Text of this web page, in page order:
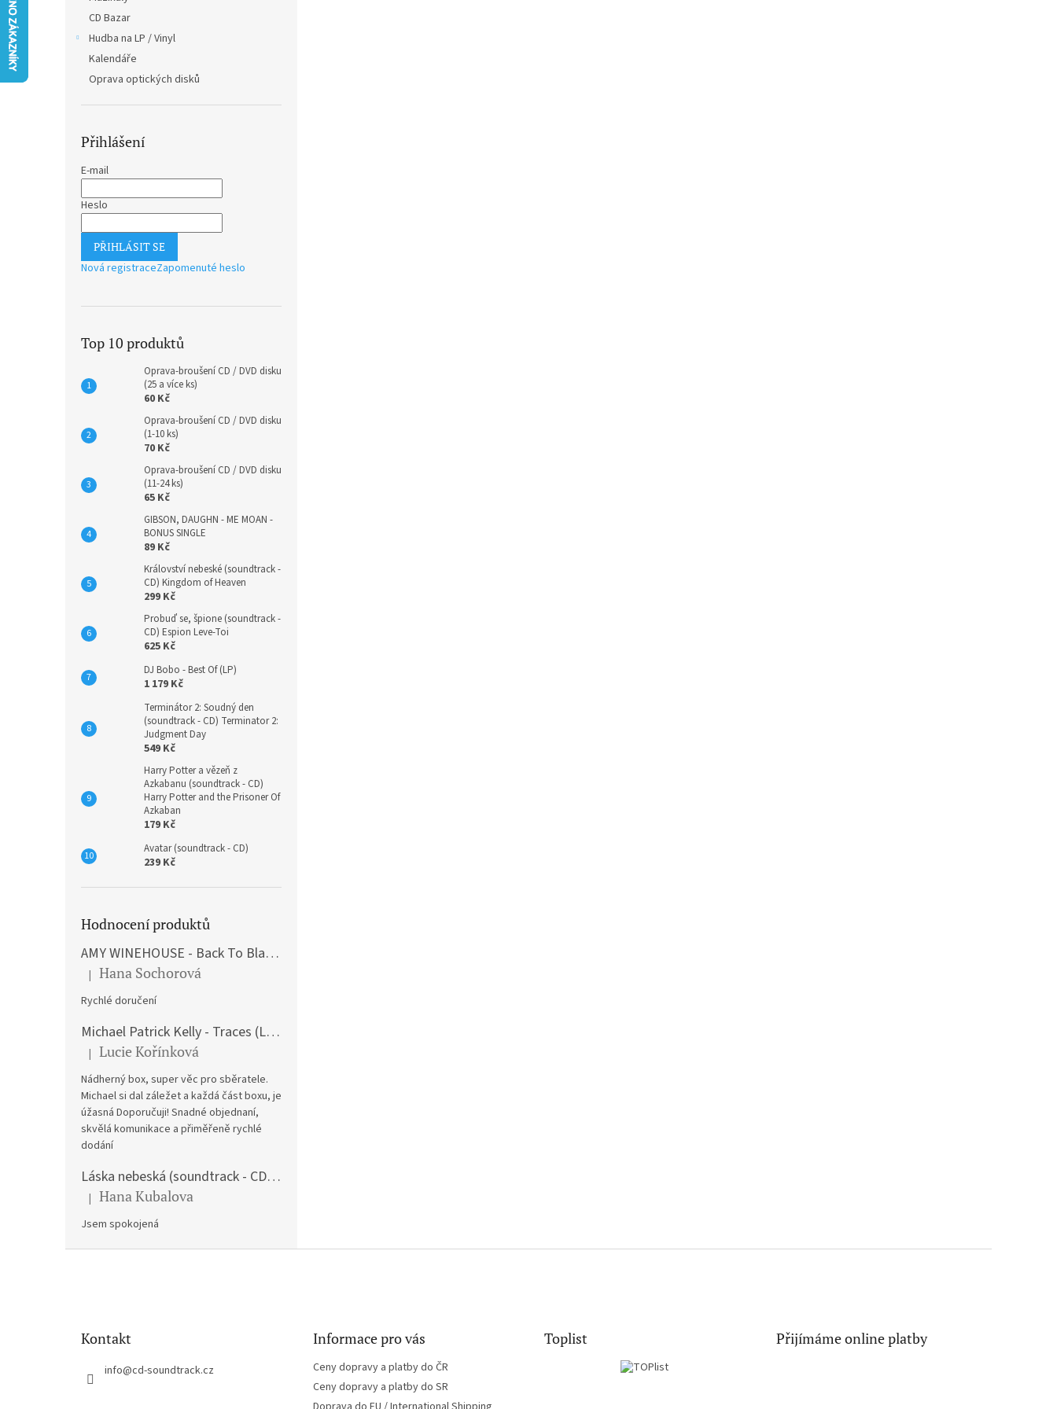
CD Bazar
Hudba na LP / Vinyl
Kalendáře
Oprava optických disků
Přihlášení
E-mail
Heslo
PŘIHLÁSIT SE
Nová registraceZapomenuté heslo
Top 10 produktů
Oprava-broušení CD / DVD disku
(25 a více ks)
60 Kč
Oprava-broušení CD / DVD disku
(1-10 ks)
70 Kč
Oprava-broušení CD / DVD disku
(11-24 ks)
65 Kč
GIBSON, DAUGHN - ME MOAN -
BONUS SINGLE
89 Kč
Království nebeské (soundtrack -
CD) Kingdom of Heaven
299 Kč
Probuď se, špione (soundtrack -
CD) Espion Leve-Toi
625 Kč
DJ Bobo - Best Of (LP)
1 179 Kč
Terminátor 2: Soudný den
(soundtrack - CD) Terminator 2:
Judgment Day
549 Kč
Harry Potter a vězeň z
Azkabanu (soundtrack - CD)
Harry Potter and the Prisoner Of
Azkaban
179 Kč
Avatar (soundtrack - CD)
239 Kč
Hodnocení produktů
AMY WINEHOUSE - Back To Black (LP)
Hodnocení produktu je 5 z 5 hvězdiček.
| Hana Sochorová
Rychlé doručení
Michael Patrick Kelly - Traces (Limited Edition) (Premium Box-Set) (LP)
Hodnocení produktu je 5 z 5 hvězdiček.
| Lucie Kořínková
Nádherný box, super věc pro sběratele.
Michael si dal záležet a každá část boxu, je
úžasná Doporučuji! Snadné objednaní,
skvělá komunikace a přiměřeně rychlé
dodání
Láska nebeská (soundtrack - CD) Love Actually
Hodnocení produktu je 5 z 5 hvězdiček.
| Hana Kubalova
Jsem spokojená
Kontakt
info@cd-soundtrack.cz
Informace pro vás
Ceny dopravy a platby do ČR
Ceny dopravy a platby do SR
Toplist Přijímáme online platby